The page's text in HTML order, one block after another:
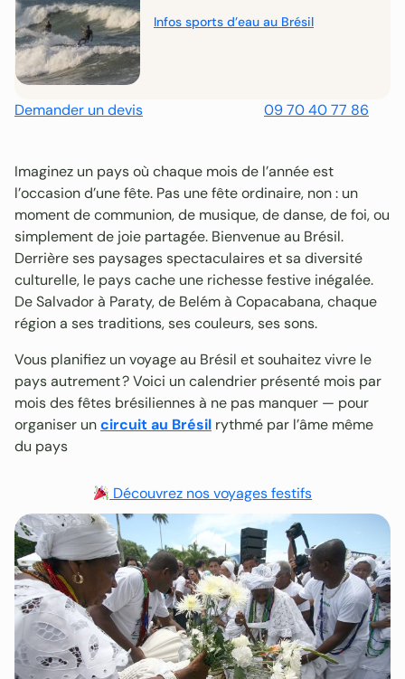
Imaginez un pays où chaque mois de l’année est
l’occasion d’une fête. Pas une fête ordinaire, non : un
moment de communion, de musique, de danse, de foi, ou
simplement de joie partagée. Bienvenue au Brésil.
Derrière ses paysages spectaculaires et sa diversité
culturelle, le pays cache une richesse festive inégalée.
De Salvador à Paraty, de Belém à Copacabana, chaque
région a ses traditions, ses couleurs, ses sons.
Vous planifiez un voyage au Brésil et souhaitez vivre le
pays autrement ? Voici un calendrier présenté mois par
mois des fêtes brésiliennes à ne pas manquer — pour
organiser uncircuit au Brésil rythmé par l’âme même
du pays
Découvrez nos voyages festifs
Infos sports d’eau au Brésil
Demander un devis 09 70 40 77 86